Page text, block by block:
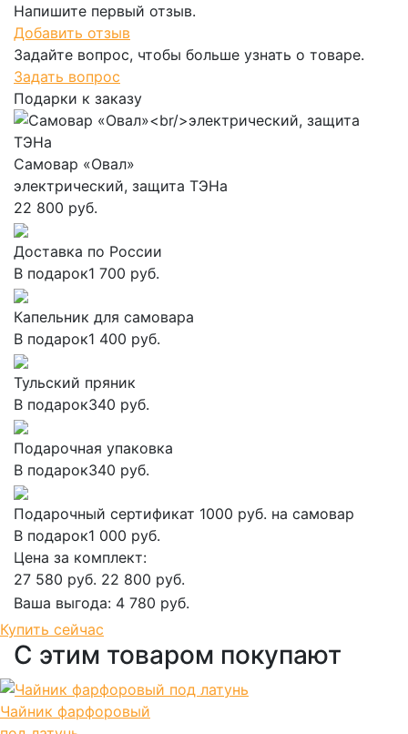
Напишите первый отзыв.
Добавить отзыв
Задайте вопрос, чтобы больше узнать о товаре.
Задать вопрос
Подарки к заказу
Самовар «Овал»
электрический, защита ТЭНа
22 800 руб.
Доставка по России
В подарок1 700 руб.
Капельник для самовара
В подарок1 400 руб.
Тульский пряник
В подарок340 руб.
Подарочная упаковка
В подарок340 руб.
Подарочный сертификат 1000 руб. на самовар
В подарок1 000 руб.
Цена за комплект:
27 580 руб. 22 800 руб.
Ваша выгода: 4 780 руб.
Купить сейчас
С этим товаром покупают
Чайник фарфоровый